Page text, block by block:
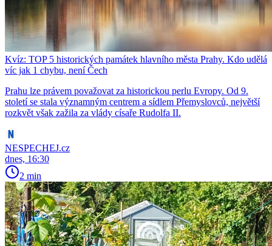
Kvíz: TOP 5 historických památek hlavního města Prahy. Kdo udělá
víc jak 1 chybu, není Čech
Prahu lze právem považovat za historickou perlu Evropy. Od 9.
století se stala významným centrem a sídlem Přemyslovců, největší
rozkvět však zažila za vlády císaře Rudolfa II.
NESPECHEJ.cz
dnes, 16:30
2 min